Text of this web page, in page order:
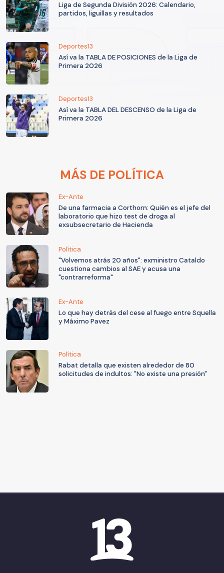
Liga de Segunda División 2026: Calendario,
partidos, liguillas y resultados
Deportes13
Así va la TABLA DE POSICIONES de la Liga de
Primera 2026
Deportes13
Así va la TABLA DEL DESCENSO de la Liga de
Primera 2026
MÁS DE POLÍTICA
Ex-Ante
De una farmacia a Corthorn: Quién es el jefe del
laboratorio que hizo test de droga al
exsubsecretario de Hacienda
Política
"Volvemos atrás 20 años": exministro Cataldo
cuestiona cambios al SAE y acusa una
"contrarreforma"
Ex-Ante
Lo que hay detrás del cese al fuego entre Squella
y Máximo Pavez
Política
Rabat detalla que existen alrededor de 80
solicitudes de indultos: "No existe una presión"